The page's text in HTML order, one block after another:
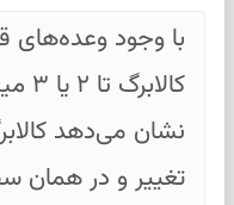
با وجود وعده‌های
نشان می‌دهد
تغییر و در همان